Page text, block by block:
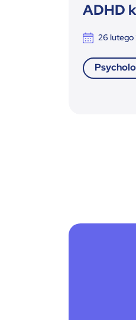
ADHD
26 lutego